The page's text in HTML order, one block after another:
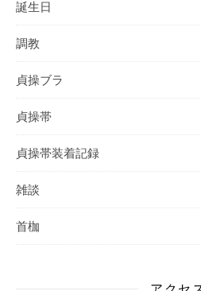
誕生日
調教
貞操ブラ
貞操帯
貞操帯装着記録
雑談
首枷